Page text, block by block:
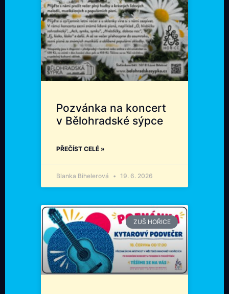
Pozvánka na koncert
v Bělohradské sýpce
PŘEČÍST CELÉ »
Blanka Bihelerová 19. 6. 2026
ZUŠ HOŘICE